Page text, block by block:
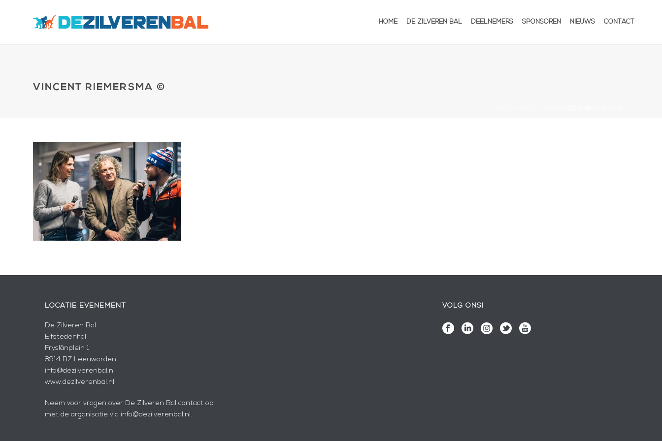
HOME DE ZILVEREN BAL DEELNEMERS SPONSOREN NIEUWS CONTACT
VINCENT RIEMERSMA ©
LOCATIE EVENEMENT
De Zilveren Bal
Elfstedenhal
Fryslânplein 1
8914 BZ Leeuwarden
info@dezilverenbal.nl
www.dezilverenbal.nl
Neem voor vragen over De Zilveren Bal contact op
met de organisatie via info@dezilverenbal.nl.
VOLG ONS!